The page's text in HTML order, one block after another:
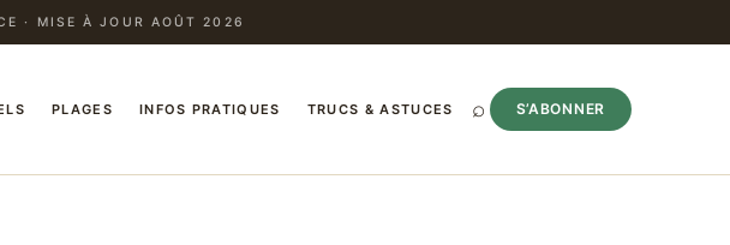
· MISE À JOUR AOÛT 2026
PLAGES INFOS PRATIQUES TRUCS & ASTUCES ⌕ S’ABONNER